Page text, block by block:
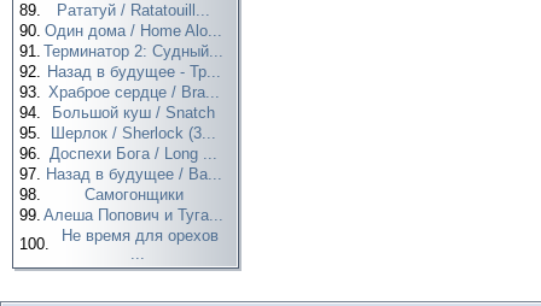
89.
Рататуй / Ratatouill...
90. Один дома / Home Alo...
91. Терминатор 2: Судный...
92. Назад в будущее - Тр...
93. Храброе сердце / Bra...
94.
Большой куш / Snatch
95.
Шерлок / Sherlock (3...
96. Доспехи Бога / Long ...
97. Назад в будущее / Ba...
98.
Самогонщики
99. Алеша Попович и Туга...
100.
Не время для орехов
...